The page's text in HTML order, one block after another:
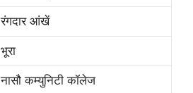
रंगदार आंखें
भूरा
नासौ कम्युनिटी कॉलेज